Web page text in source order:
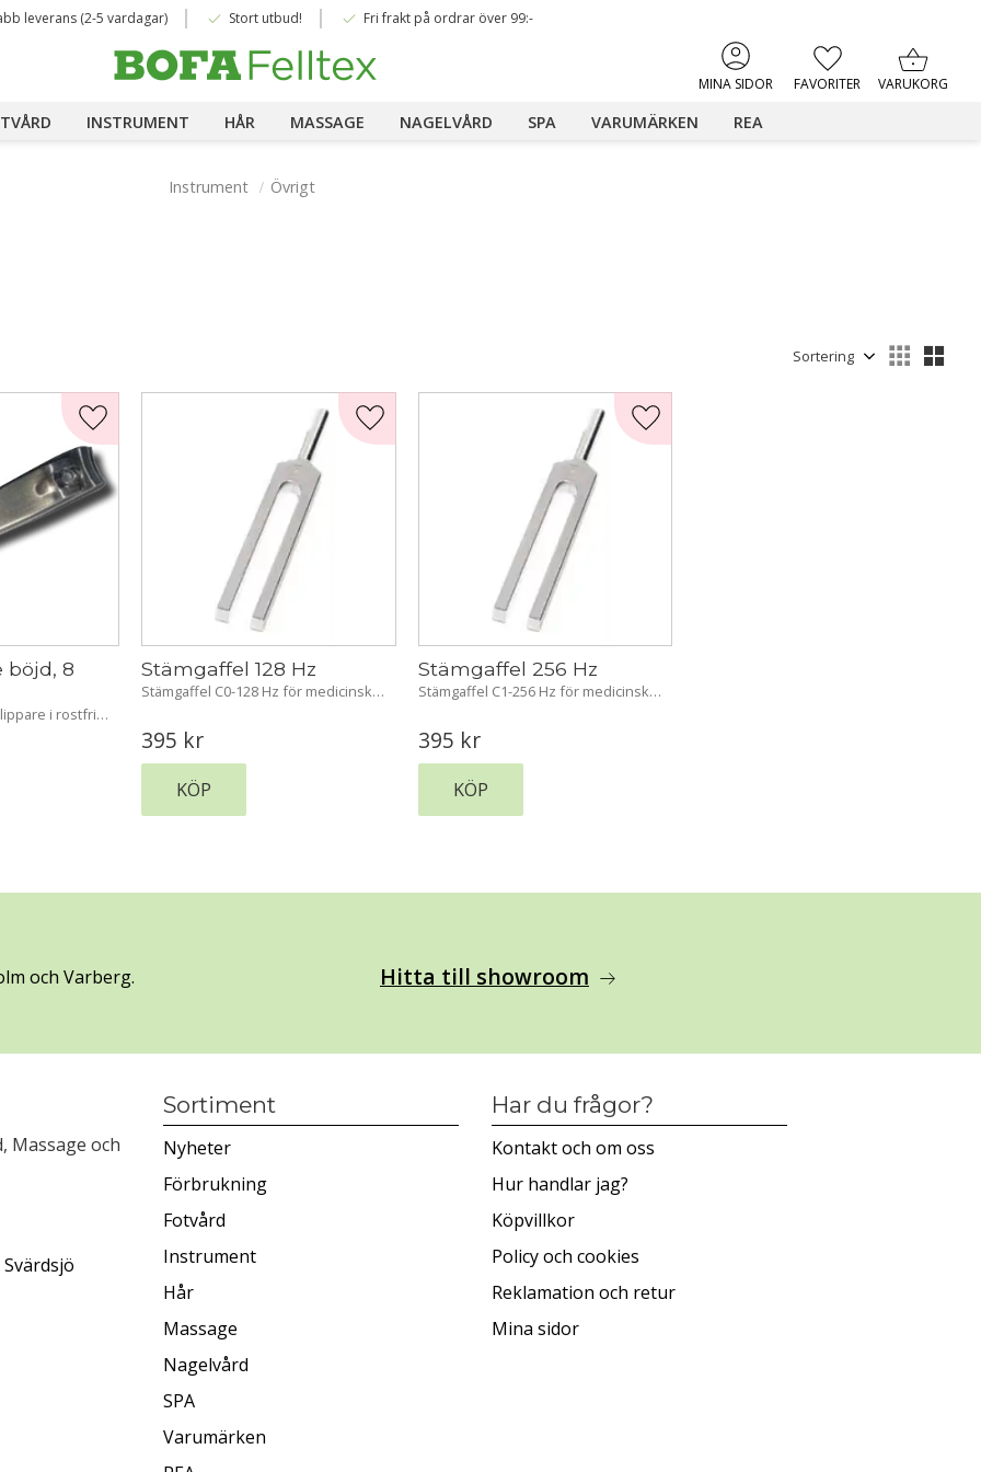
leverans (2-5 vardagar) done Stort utbud! done Fri frakt på ordrar över 99:-
MINA SIDOR
FAVORITER
KUNDVAGN
INSTRUMENT HÅR MASSAGE NAGELVÅRD SPA VARUMÄRKEN REA
Instrument Övrigt
böjd, 8
i rostfritt
blad, 8
och stark.
Lägg till i favoriter
Stämgaffel 128 Hz
Stämgaffel C0-128 Hz för medicinska
395 kr
Lägg till i favoriter
KÖP
Stämgaffel 256 Hz
Stämgaffel C1-256 Hz för medicinska
395 kr
Lägg till i favoriter
KÖP
och Varberg.
Hitta till showroom arrow_right_alt
Massage och
Sortiment
Nyheter
Förbrukning
Fotvård
Instrument
Hår
Massage
Nagelvård
SPA
Varumärken
Har du frågor?
Kontakt och om oss
Hur handlar jag?
Köpvillkor
Policy och cookies
Reklamation och retur
Mina sidor